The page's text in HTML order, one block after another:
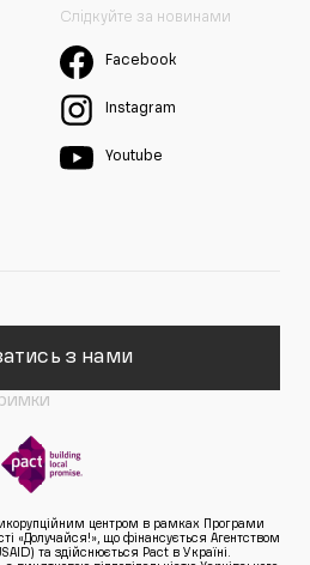
Слідкуйте за новинами
Facebook
Instagram
Youtube
з нами
центром в рамках Програми
«Долучайся!», що фінансується Агентством
та здійснюється Pact в Україні.